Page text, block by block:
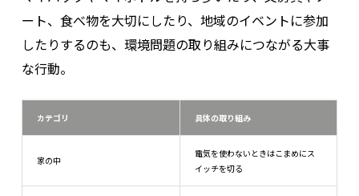
ート、食べ物を大切にしたり、地域のイベントに参加
したりするのも、環境問題の取り組みにつながる大事
な行動。
カテゴリ 具体の取り組み
家の中
電気を使わないときはこまめにス
イッチを切る